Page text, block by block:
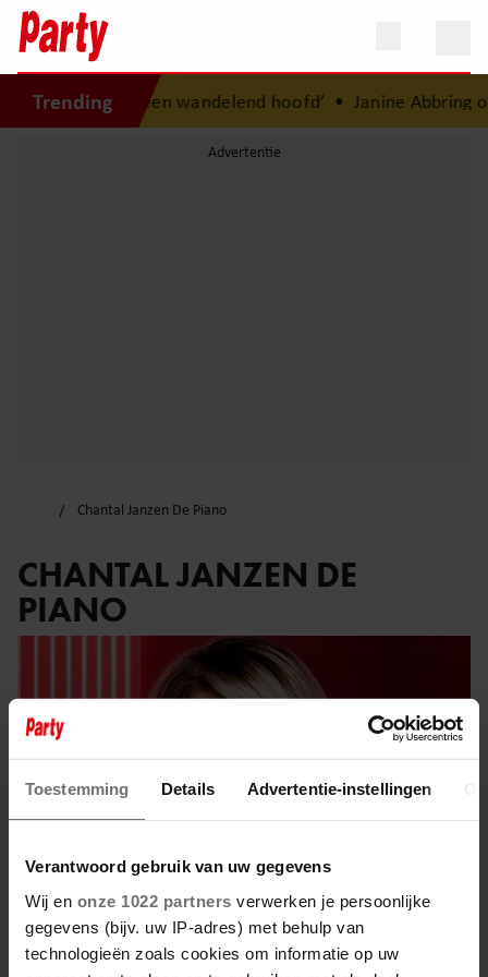
Toestemming Details Advertentie-instellingen
Verantwoord gebruik van uw gegevens
Wij en onze 1022 partners verwerken je persoonlijke
gegevens (bijv. uw IP-adres) met behulp van
technologieën zoals cookies om informatie op uw
Trending
‘Ik was een wandelend hoofd’•Janine Abbring
Chantal Janzen De Piano
CHANTAL JANZEN DE
PIANO